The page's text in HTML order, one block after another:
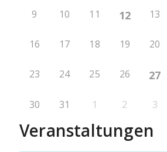
9 10 11 12 13
16 17 18 19 20
23 24 25 26 27
30 31 1 2 3
Veranstaltungen